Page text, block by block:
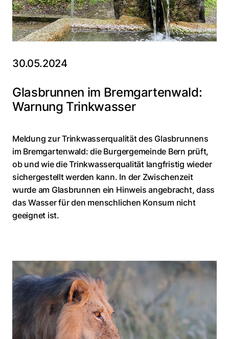
30.05.2024
Glasbrunnen im Bremgartenwald:
Warnung Trinkwasser
Meldung zur Trinkwasserqualität des Glasbrunnens
im Bremgartenwald: die Burgergemeinde Bern prüft,
ob und wie die Trinkwasserqualität langfristig wieder
sichergestellt werden kann. In der Zwischenzeit
wurde am Glasbrunnen ein Hinweis angebracht, dass
das Wasser für den menschlichen Konsum nicht
geeignet ist.